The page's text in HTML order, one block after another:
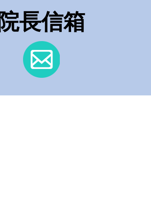
院長信箱